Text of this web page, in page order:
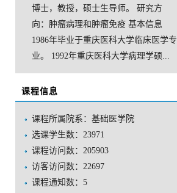
博士，教授，硕士生导师。研究方
向：肿瘤病理和肿瘤免疫基本信息
1986年毕业于重庆医科大学临床医学专
业。1992年重庆医科大学病理学硕...
课程信息
课程所属院系：基础医学院
选课学生数：23971
课程访问数： 205903
访客访问数： 22697
课程通知数： 5